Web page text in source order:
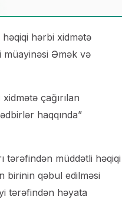
hərbi xidmətə
müayinəsi Əmək və
çağırılan
haqqında”
tərəfindən müddətli həqiqi
birinin qəbul edilməsi
tərəfindən həyata